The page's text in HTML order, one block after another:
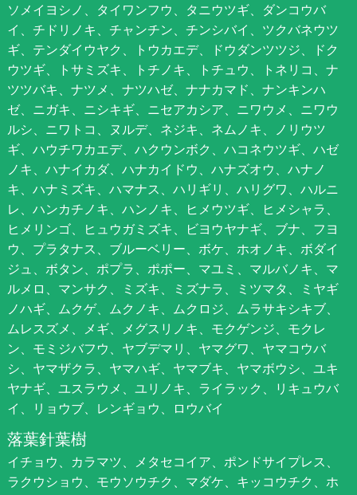
ソメイヨシノ、タイワンフウ、タニウツギ、ダンコウバ
イ、チドリノキ、チャンチン、チンシバイ、ツクバネウツ
ギ、テンダイウヤク、トウカエデ、ドウダンツツジ、ドク
ウツギ、トサミズキ、トチノキ、トチュウ、トネリコ、ナ
ツツバキ、ナツメ、ナツハゼ、ナナカマド、ナンキンハ
ゼ、ニガキ、ニシキギ、ニセアカシア、ニワウメ、ニワウ
ルシ、ニワトコ、ヌルデ、ネジキ、ネムノキ、ノリウツ
ギ、ハウチワカエデ、ハクウンボク、ハコネウツギ、ハゼ
ノキ、ハナイカダ、ハナカイドウ、ハナズオウ、ハナノ
キ、ハナミズキ、ハマナス、ハリギリ、ハリグワ、ハルニ
レ、ハンカチノキ、ハンノキ、ヒメウツギ、ヒメシャラ、
ヒメリンゴ、ヒュウガミズキ、ビヨウヤナギ、ブナ、フヨ
ウ、プラタナス、ブルーベリー、ボケ、ホオノキ、ボダイ
ジュ、ボタン、ポプラ、ポポー、マユミ、マルバノキ、マ
ルメロ、マンサク、ミズキ、ミズナラ、ミツマタ、ミヤギ
ノハギ、ムクゲ、ムクノキ、ムクロジ、ムラサキシキブ、
ムレスズメ、メギ、メグスリノキ、モクゲンジ、モクレ
ン、モミジバフウ、ヤブデマリ、ヤマグワ、ヤマコウバ
シ、ヤマザクラ、ヤマハギ、ヤマブキ、ヤマボウシ、ユキ
ヤナギ、ユスラウメ、ユリノキ、ライラック、リキュウバ
イ、リョウブ、レンギョウ、ロウバイ
落葉針葉樹
イチョウ、カラマツ、メタセコイア、ポンドサイプレス、
ラクウショウ、モウソウチク、マダケ、キッコウチク、ホ